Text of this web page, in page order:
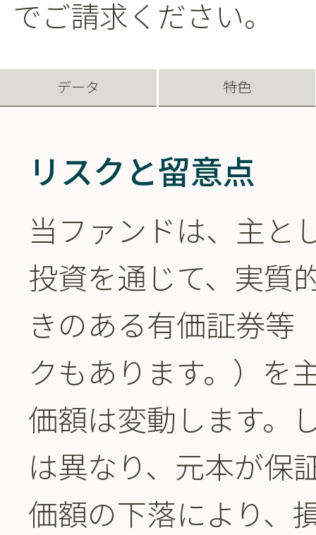
でご請求ください。
データ 特色
リスクと留意点
当ファンドは、主と
投資を通じて、実質
きのある有価証券等
クもあります。）を
価額は変動します。
は異なり、元本が保
価額の下落により、